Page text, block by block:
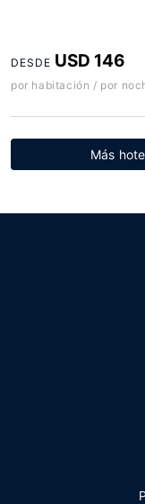
DESDE USD 146
por habitación / por
Más